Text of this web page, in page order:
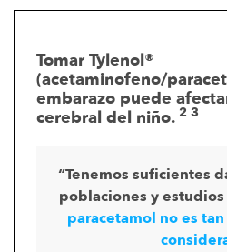
Tomar Tylenol®
(acetaminofeno/
embarazo puede
cerebral del niño. 2 3
“Tenemos suficientes
poblaciones y
paracetamol no es